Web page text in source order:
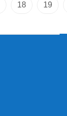
18 19